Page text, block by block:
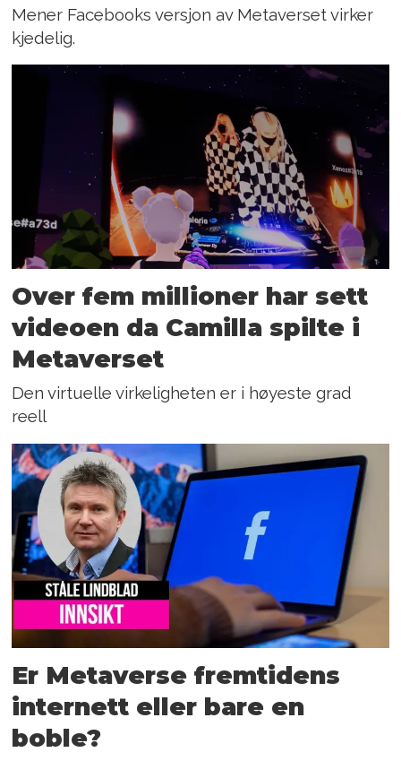
Mener Facebooks versjon av Metaverset virker
kjedelig.
Over fem millioner har sett
videoen da Camilla spilte i
Metaverset
Den virtuelle virkeligheten er i høyeste grad
reell
Er Metaverse fremtidens
internett eller bare en
boble?